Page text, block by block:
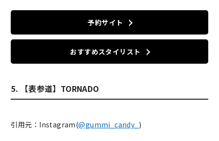
予約サイト
おすすめスタイリスト
5. 【表参道】TORNADO
引用元：Instagram(@gummi_candy_ )